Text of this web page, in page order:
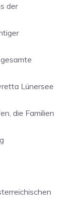
der
Lünersee
die Familien